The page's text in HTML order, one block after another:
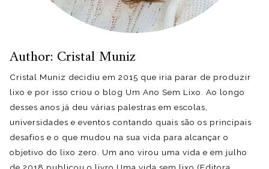
Author: Cristal Muniz
Cristal Muniz decidiu em 2015 que iria parar de produzir
lixo e por isso criou o blog Um Ano Sem Lixo. Ao longo
desses anos já deu várias palestras em escolas,
universidades e eventos contando quais são os principais
desafios e o que mudou na sua vida para alcançar o
objetivo do lixo zero. Um ano virou uma vida e em julho